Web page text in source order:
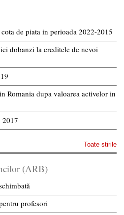
de piata in perioada 2022-2015
dobanzi la creditele de nevoi
Romania dupa valoarea activelor in
2017
Toate stirile
(ARB)
profesori